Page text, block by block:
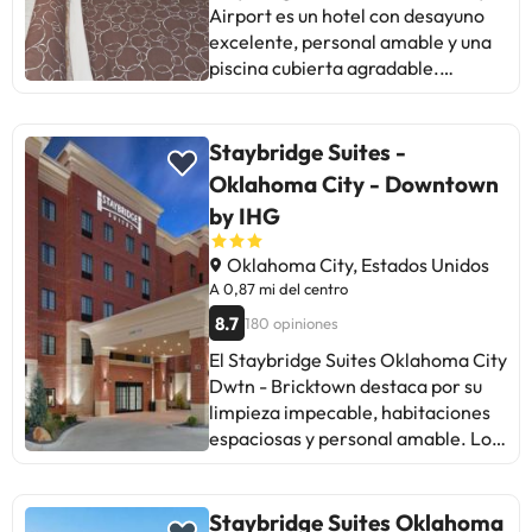
valora positivamente la
experiencia. ¡Un lugar
recomendado para disfrutar de
Airport es un hotel con desayuno
excelente, personal amable y una
piscina cubierta agradable.
puertas de los baños y la
calefacción. A pesar de estar en
renovación, hay comentarios
positivos sobre la limpieza y
comodidad de las habitaciones, así
como la cocina equipada. Algunos
aspectos a mejorar incluyen la
falta de información sobre obras
en curso y la reposición del
desayuno. En general, es un lugar
conveniente y limpio, ideal para
estancias cortas.
Staybridge Suites -
Oklahoma City - Downtown
by IHG
Oklahoma City, Estados Unidos
A 0,87 mi del centro
8.7 180 opiniones
El Staybridge Suites Oklahoma City
Dwtn - Bricktown destaca por su
limpieza impecable, habitaciones
espaciosas y personal amable. Los
restaurantes, así como la
Staybridge Suites Oklahoma